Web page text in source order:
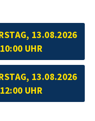
13.08.2026
UHR
13.08.2026
UHR